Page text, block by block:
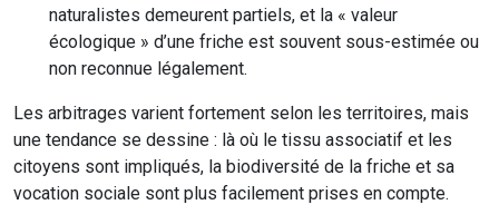
naturalistes demeurent partiels, et la « valeur
écologique » d’une friche est souvent sous-estimée ou
non reconnue légalement.
Les arbitrages varient fortement selon les territoires, mais
une tendance se dessine : là où le tissu associatif et les
citoyens sont impliqués, la biodiversité de la friche et sa
vocation sociale sont plus facilement prises en compte.